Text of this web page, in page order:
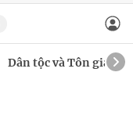
Dân tộc và Tôn giáo